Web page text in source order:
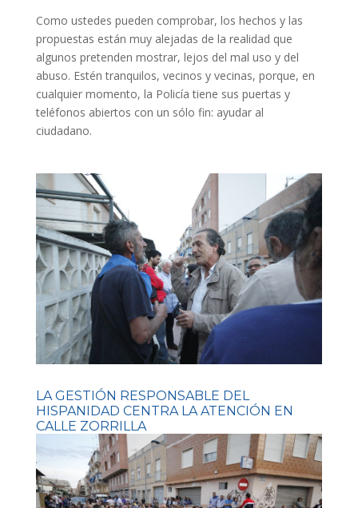
Como ustedes pueden comprobar, los hechos y las
propuestas están muy alejadas de la realidad que
algunos pretenden mostrar, lejos del mal uso y del
abuso. Estén tranquilos, vecinos y vecinas, porque, en
cualquier momento, la Policía tiene sus puertas y
teléfonos abiertos con un sólo fin: ayudar al
ciudadano.
LA GESTIÓN RESPONSABLE DEL
HISPANIDAD CENTRA LA ATENCIÓN EN
CALLE ZORRILLA